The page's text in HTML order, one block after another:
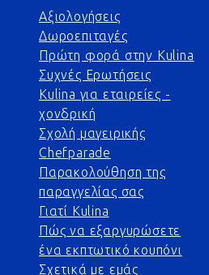
Αξιολογήσεις
Δωροεπιταγές
Πρώτη φορά στην Kulina
Συχνές Ερωτήσεις
Kulina για εταιρείες -
χονδρική
Σχολή μαγειρικής
Chefparade
Παρακολούθηση της
παραγγελίας σας
Γιατί Kulina
Πώς να εξαργυρώσετε
ένα εκπτωτικό κουπόνι
Σχετικά με εμάς